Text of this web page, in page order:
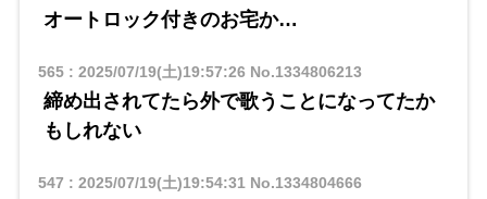
オートロック付きのお宅か…
565: 2025/07/19(土)19:57:26 No.1334806213
締め出されてたら外で歌うことになってたか
もしれない
547 : 2025/07/19(土)19:54:31 No.1334804666